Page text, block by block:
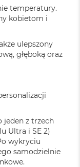
temperatury.
kobietom i
ulepszony
głęboką oraz
jeden z trzech
Ultra i SE 2)
wykryciu
samodzielnie